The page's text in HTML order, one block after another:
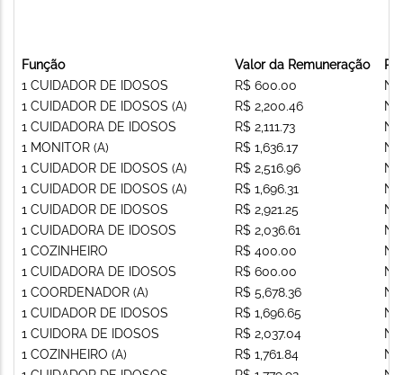
Função
1 CUIDADOR DE IDOSOS
1 CUIDADOR DE IDOSOS (A)
1 CUIDADORA DE IDOSOS
1 MONITOR (A)
1 CUIDADOR DE IDOSOS (A)
1 CUIDADOR DE IDOSOS (A)
1 CUIDADOR DE IDOSOS
1 CUIDADORA DE IDOSOS
1 COZINHEIRO
1 CUIDADORA DE IDOSOS
1 COORDENADOR (A)
1 CUIDADOR DE IDOSOS
1 CUIDORA DE IDOSOS
1 COZINHEIRO (A)
Valor da Remuneração
R$ 600.00
R$ 2,200.46
R$ 2,111.73
R$ 1,636.17
R$ 2,516.96
R$ 1,696.31
R$ 2,921.25
R$ 2,036.61
R$ 400.00
R$ 600.00
R$ 5,678.36
R$ 1,696.65
R$ 2,037.04
R$ 1,761.84